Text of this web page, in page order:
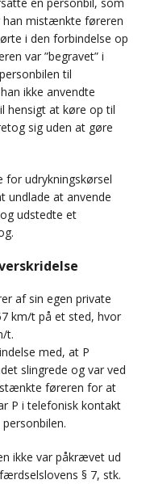
han mistænkte føreren
i den forbindelse op
var ”begravet” i
til
ikke anvendte
hensigt at køre op til
sig uden at gøre
for udrykningskørsel
undlade at anvende
udstedte et
af sin egen private
km/t på et sted, hvor
t.
med, at P
slingrede og var ved
føreren for at
P i telefonisk kontakt
ikke var påkrævet ud
§ 7, stk.